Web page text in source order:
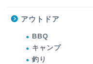
アウトドア
BBQ
キャンプ
釣り